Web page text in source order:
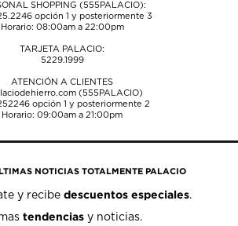
SHOPPING (555PALACIO):
opción 1 y posteriormente 3
Horario: 08:00am a 22:00pm
TARJETA PALACIO:
5229.1999
ATENCIÓN A CLIENTES
(555PALACIO)
opción 1 y posteriormente 2
Horario: 09:00am a 21:00pm
NOTICIAS TOTALMENTE PALACIO
y recibedescuentos especiales.
tendencias y noticias.